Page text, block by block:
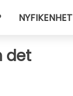
NYFIKENHET
det